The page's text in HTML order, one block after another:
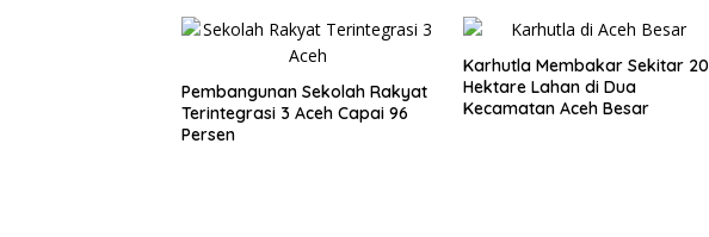
Pembangunan Sekolah Rakyat
Terintegrasi 3 Aceh Capai 96
Persen
Karhutla Membakar Sekitar 20
Hektare Lahan di Dua
Kecamatan Aceh Besar